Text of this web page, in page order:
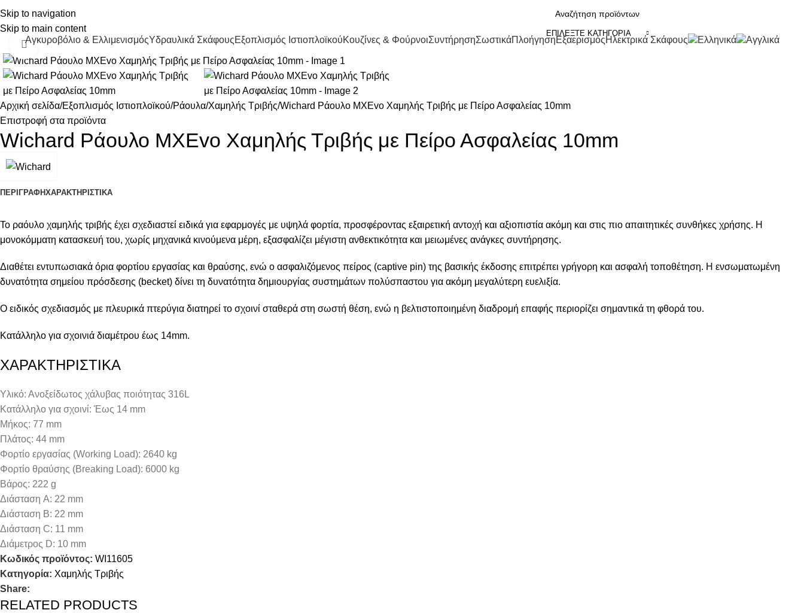
Skip to navigation
Skip to main content
ΕΠΙΛΈΞΤΕ ΚΑΤΗΓΟΡΊΑ
Αγκυροβόλιο & ΕλλιμενισμόςΥδραυλικά ΣκάφουςΕξοπλισμός ΙστιοπλοϊκούΚουζίνες & ΦούρνοιΣυντήρησηΣωστικάΠλοήγησηΕξαερισμόςΗλεκτρικά Σκάφους
Κάντε κλικ για μεγέθυνση
Αρχική σελίδα Εξοπλισμός Ιστιοπλοϊκού Ράουλα Χαμηλής Τριβής Wichard Ράουλο MXEvo Χαμηλής Τριβής με Πείρο Ασφαλείας 10mm
Επιστροφή στα προϊόντα
Wichard Ράουλο MXEvo Χαμηλής Τριβής με Πείρο Ασφαλείας 10mm
ΠΕΡΙΓΡΑΦΉΧΑΡΑΚΤΗΡΙΣΤΙΚΑ
Το ραόυλο χαμηλής τριβής έχει σχεδιαστεί ειδικά για εφαρμογές με υψηλά φορτία, προσφέροντας εξαιρετική αντοχή και αξιοπιστία ακόμη και στις πιο απαιτητικές συνθήκες χρήσης. Η
μονοκόμματη κατασκευή του, χωρίς μηχανικά κινούμενα μέρη, εξασφαλίζει μέγιστη ανθεκτικότητα και μειωμένες ανάγκες συντήρησης.
Διαθέτει εντυπωσιακά όρια φορτίου εργασίας και θραύσης, ενώ ο ασφαλιζόμενος πείρος (captive pin) της βασικής έκδοσης επιτρέπει γρήγορη και ασφαλή τοποθέτηση. Η ενσωματωμένη
δυνατότητα σημείου πρόσδεσης (becket) δίνει τη δυνατότητα δημιουργίας συστημάτων πολύσπαστου για ακόμη μεγαλύτερη ευελιξία.
Ο ειδικός σχεδιασμός με πλευρικά πτερύγια διατηρεί το σχοινί σταθερά στη σωστή θέση, ενώ η βελτιστοποιημένη διαδρομή επαφής περιορίζει σημαντικά τη φθορά του.
Κατάλληλο για σχοινιά διαμέτρου έως 14mm.
ΧΑΡΑΚΤΗΡΙΣΤΙΚΑ
Υλικό: Ανοξείδωτος χάλυβας ποιότητας 316L
Κατάλληλο για σχοινί: Έως 14 mm
Μήκος: 77 mm
Πλάτος: 44 mm
Φορτίο εργασίας (Working Load): 2640 kg
Φορτίο θραύσης (Breaking Load): 6000 kg
Βάρος: 222 g
Διάσταση A: 22 mm
Διάσταση B: 22 mm
Διάσταση C: 11 mm
Διάμετρος D: 10 mm
Κωδικός προϊόντος: WI11605
Κατηγορία: Χαμηλής Τριβής
Share:
RELATED PRODUCTS